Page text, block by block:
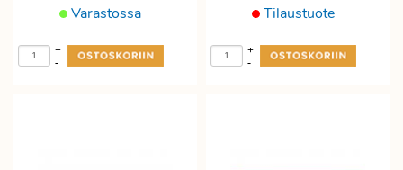
Varastossa
-
+
Tilaustuote
-
+